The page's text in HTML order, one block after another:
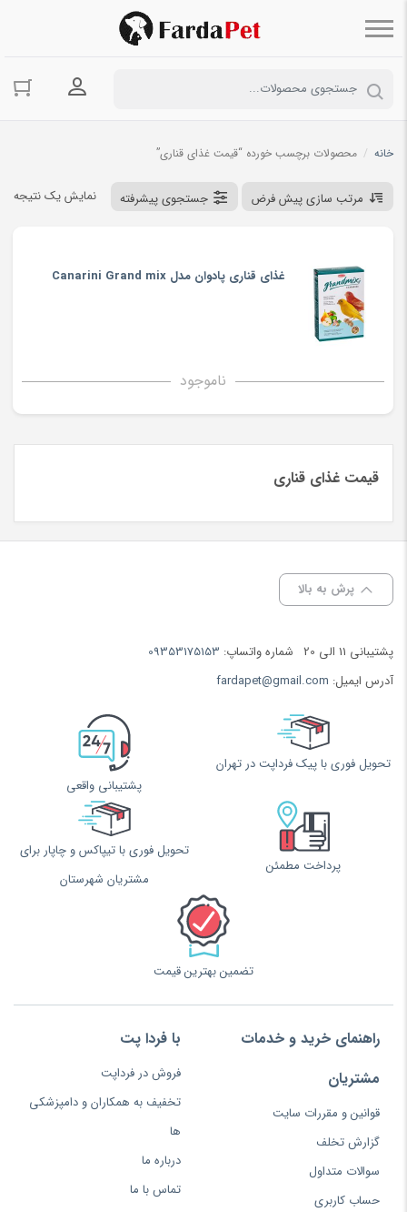
ورود به
خانه / محصولات برچسب خورده “قیمت غذای قناری”
نمایش یک نتیجه مرتب سازی پیش فرض جستجوی پیشرفته
غذای قناری پادوان مدل Canarini Grand mix
ناموجود
قیمت غذای قناری
پرش به بالا
پشتیبانی 11 الی 20 شماره واتساپ: 09353175153
آدرس ایمیل: fardapet@gmail.com
تحویل فوری با پیک فرداپت در تهران
پشتیبانی واقعی
پرداخت مطمئن
تحویل فوری با تیپاکس و چاپار برای
مشتریان شهرستان
تضمین بهترین قیمت
راهنمای خرید و خدمات
مشتریان
قوانین و مقررات سایت
گزارش تخلف
سوالات متداول
حساب کاربری
با فردا پت
فروش در فرداپت
تخفیف به همکاران و دامپزشکی
ها
درباره ما
تماس با ما